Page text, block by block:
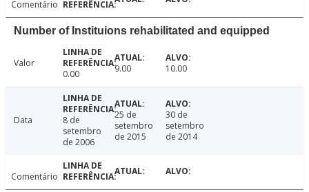
Comentário
Number of Instituions rehabilitated and equipped
Valor
0.00
9.00 10.00
Data
8 de
setembro
de 2006
25 de
setembro
de 2015
30 de
setembro
de 2014
Comentário